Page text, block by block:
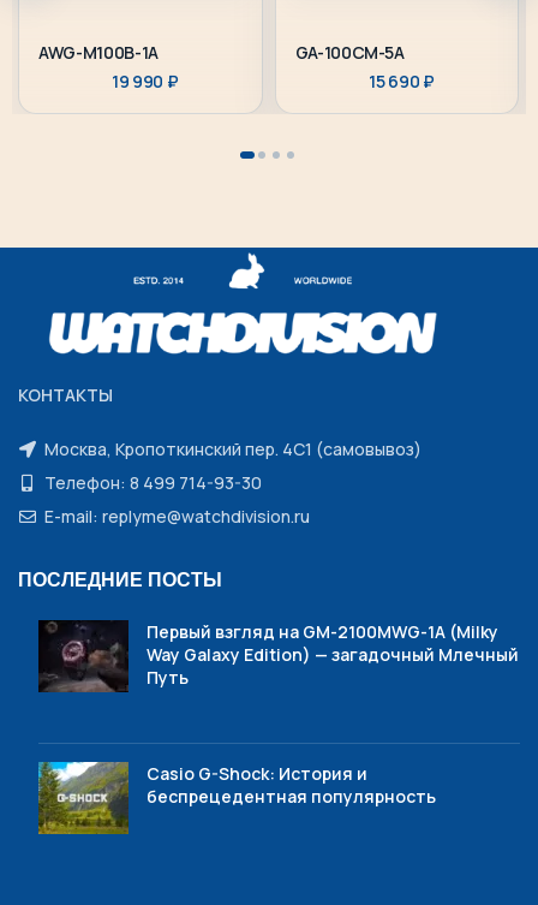
AWG-M100B-1A
19 990 ₽
GA-100CM-5A
15 690 ₽
КОНТАКТЫ
Москва, Кропоткинский пер. 4С1 (самовывоз)
Телефон: 8 499 714-93-30
E-mail: replyme@watchdivision.ru
ПОСЛЕДНИЕ ПОСТЫ
Первый взгляд на GM-2100MWG-1A (Milky
Way Galaxy Edition) — загадочный Млечный
Путь
Casio G-Shock: История и
беспрецедентная популярность